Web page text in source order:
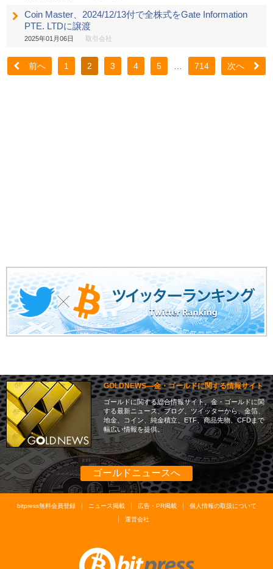
Coin Master、2024/12/13付で全株式をGate Information
PTE. LTDに譲渡
2025年01月06日 取引会社
前へ 1 2 3 4 5 714 次へ
GOLDNEWS―金・ゴールドに関する情報サイト
ゴールドに関する総合情報サイト。金・ゴールドに関
する最新ニュース、ブログ、ツイッターから、金箔、
地金、コイン、純金積立、ETF、商品先物、CFDまで
幅広い情報を提供。
ゴールドニュースへ
bitpress無料会員登録 ニュース掲載 広告・PR掲載
個人情報の取扱について
運営会社